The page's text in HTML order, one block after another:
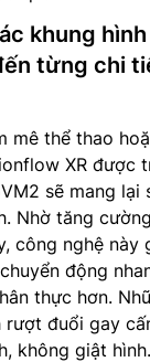
khung
từng chi
mê thể thao
XR được
sẽ mang lại
Nhờ tăng
công nghệ này
động
thực hơn.
đuổi gay
không giật hình.